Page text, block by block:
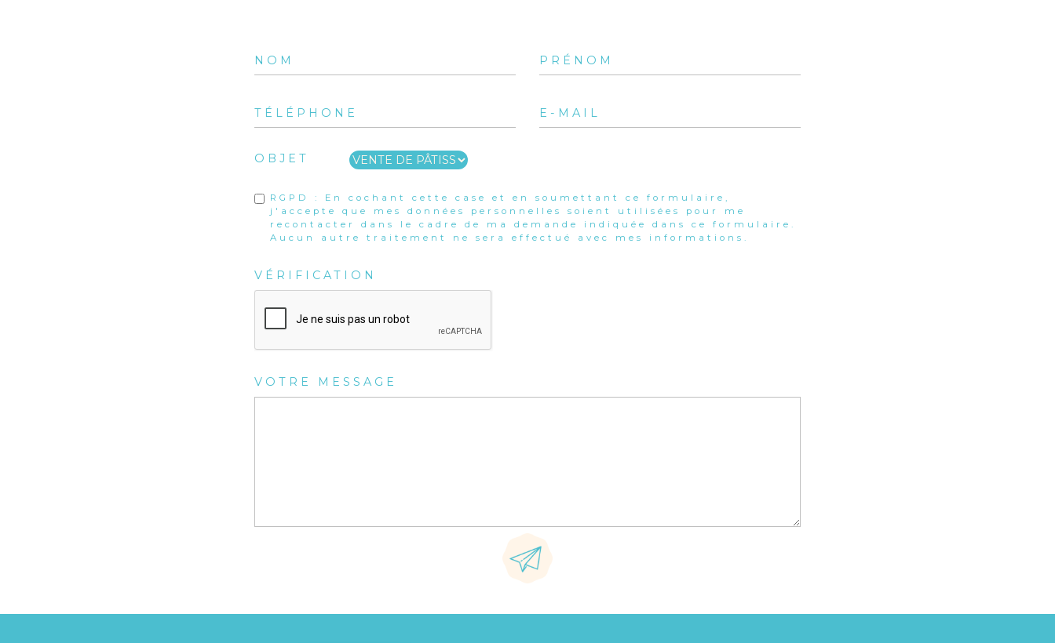
OBJET
RGPD : En cochant cette case et en soumettant ce formulaire,
j'accepte que mes données personnelles soient utilisées pour me
recontacter dans le cadre de ma demande indiquée dans ce formulaire.
Aucun autre traitement ne sera effectué avec mes informations.
VÉRIFICATION
VOTRE MESSAGE